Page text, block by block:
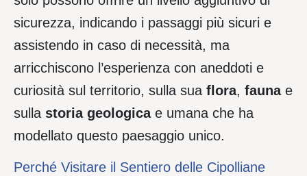
sicurezza, indicando i passaggi più sicuri e
assistendo in caso di necessità, ma
arricchiscono l’esperienza con aneddoti e
curiosità sul territorio, sulla sua flora, faunae
sulla storia geologicae umana che ha
modellato questo paesaggio unico.
Perché Visitare il Sentiero delle Cipolliane